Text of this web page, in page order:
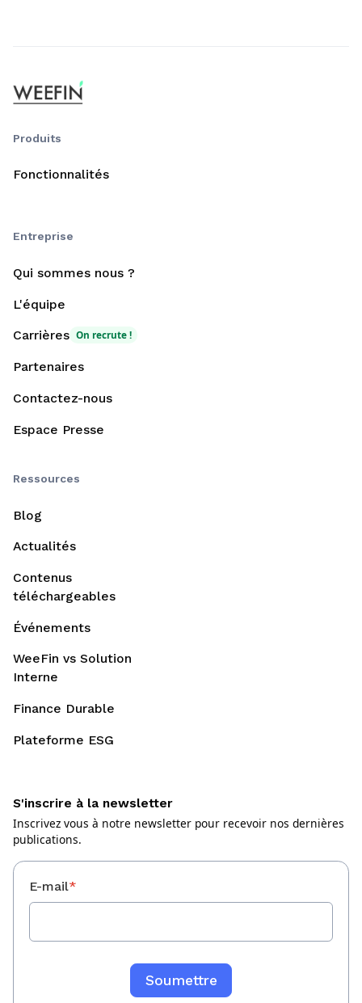
Produits
Fonctionnalités
Entreprise
Qui sommes nous ?
L'équipe
Carrières On recrute !
Partenaires
Contactez-nous
Espace Presse
Ressources
Blog
Actualités
Contenus
téléchargeables
Événements
WeeFin vs Solution
Interne
Finance Durable
Plateforme ESG
S'inscrire à la newsletter
Inscrivez vous à notre newsletter pour recevoir nos dernières
publications.
E-mail*